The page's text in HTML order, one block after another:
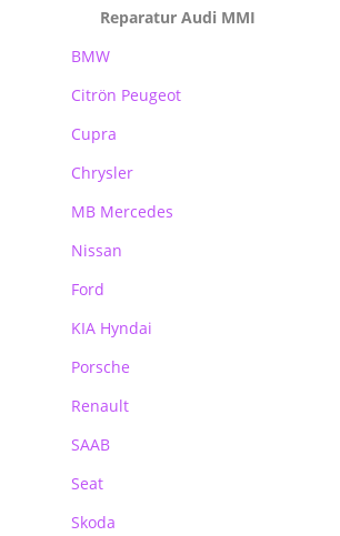
Reparatur Audi MMI
BMW
BMW Navi Reparatur
BMW Becker CCC Navirechner
Citrön Peugeot
Cupra
Chrysler
MB Mercedes
Mercedes Autoradio Navigation
MB Navigation
Becker Autoradio Navigation
Kundenanfragen
Nissan
Ford
Ford Blaupunkt Bosch FX
Ford Blaupunkt Bosch NX
Ford Blaupunkt Bosch MCA NX
KIA Hyndai
Porsche
Porsche PCM Premium Reparatur
Renault
SAAB
Seat
Skoda